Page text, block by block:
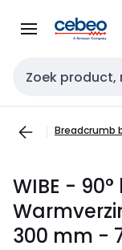
naar
naar
Zoekveld invoer
Breadcrumb
WIBE -
300 mm -